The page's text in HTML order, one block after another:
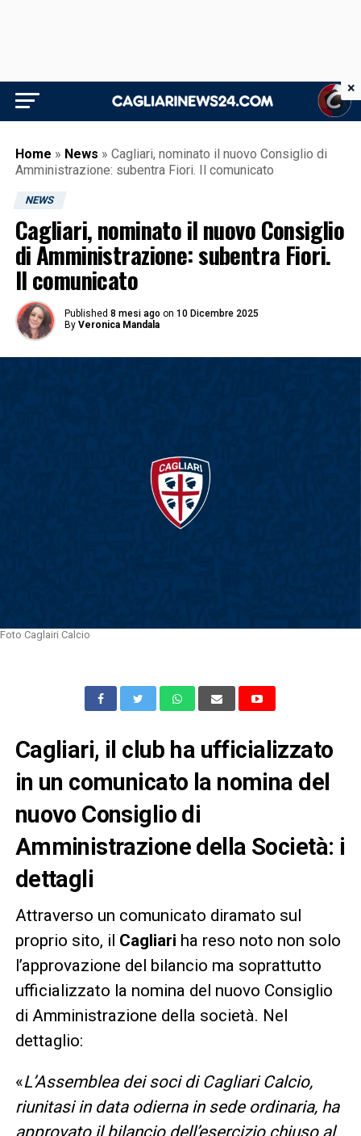
Home » News » Cagliari, nominato il nuovo Consiglio di
Amministrazione: subentra Fiori. Il comunicato
NEWS
Cagliari, nominato il nuovo Consiglio
di Amministrazione: subentra Fiori.
Il comunicato
Published 8 mesi ago on 10 Dicembre 2025
By Veronica Mandala
Foto Caglairi Calcio
Cagliari, il club ha ufficializzato
in un comunicato la nomina del
nuovo Consiglio di
Amministrazione della Società: i
dettagli
Attraverso un comunicato diramato sul
proprio sito, il Cagliari ha reso noto non solo
l’approvazione del bilancio ma soprattutto
ufficializzato la nomina del nuovo Consiglio
di Amministrazione della società. Nel
dettaglio:
«L’Assemblea dei soci di Cagliari Calcio,
riunitasi in data odierna in sede ordinaria, ha
approvato il bilancio dell’esercizio chiuso al
×